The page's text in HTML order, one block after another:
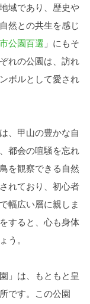
域であり、歴史や
然との共生を感じ
公園百選 」にもそ
れの公園は、訪れ
ボルとして愛され
、甲山の豊かな自
都会の喧騒を忘れ
を観察できる自然
れており、初心者
幅広い層に親しま
すると、心も身体
う。
」は、もともと皇
です。この公園